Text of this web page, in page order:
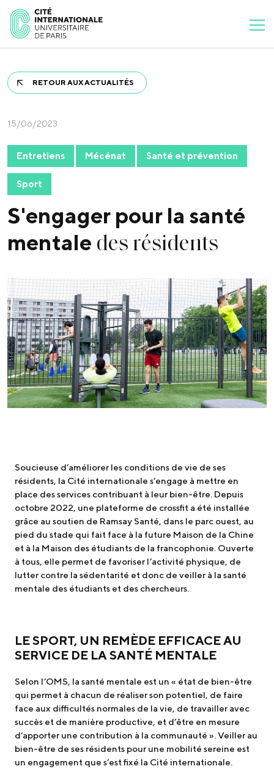
RETOUR AUX ACTUALITÉS
15/06/2023
Entretiens Mécénat Santé et prévention
Sport
S'engager pour la santé
mentale des résidents
Soucieuse d’améliorer les conditions de vie de ses
résidents, la Cité internationale s’engage à mettre en
place des services contribuant à leur bien-être. Depuis
octobre 2022, une plateforme de crossfit a été installée
grâce au soutien de Ramsay Santé, dans le parc ouest, au
pied du stade qui fait face à la future Maison de la Chine
et à la Maison des étudiants de la francophonie. Ouverte
à tous, elle permet de favoriser l’activité physique, de
lutter contre la sédentarité et donc de veiller à la santé
mentale des étudiants et des chercheurs.
LE SPORT, UN REMÈDE EFFICACE AU
SERVICE DE LA SANTÉ MENTALE
Selon l’OMS, la santé mentale est un « état de bien-être
qui permet à chacun de réaliser son potentiel, de faire
face aux difficultés normales de la vie, de travailler avec
succès et de manière productive, et d’être en mesure
d’apporter une contribution à la communauté ». Veiller au
bien-être de ses résidents pour une mobilité sereine est
un engagement que s’est fixé la Cité internationale.